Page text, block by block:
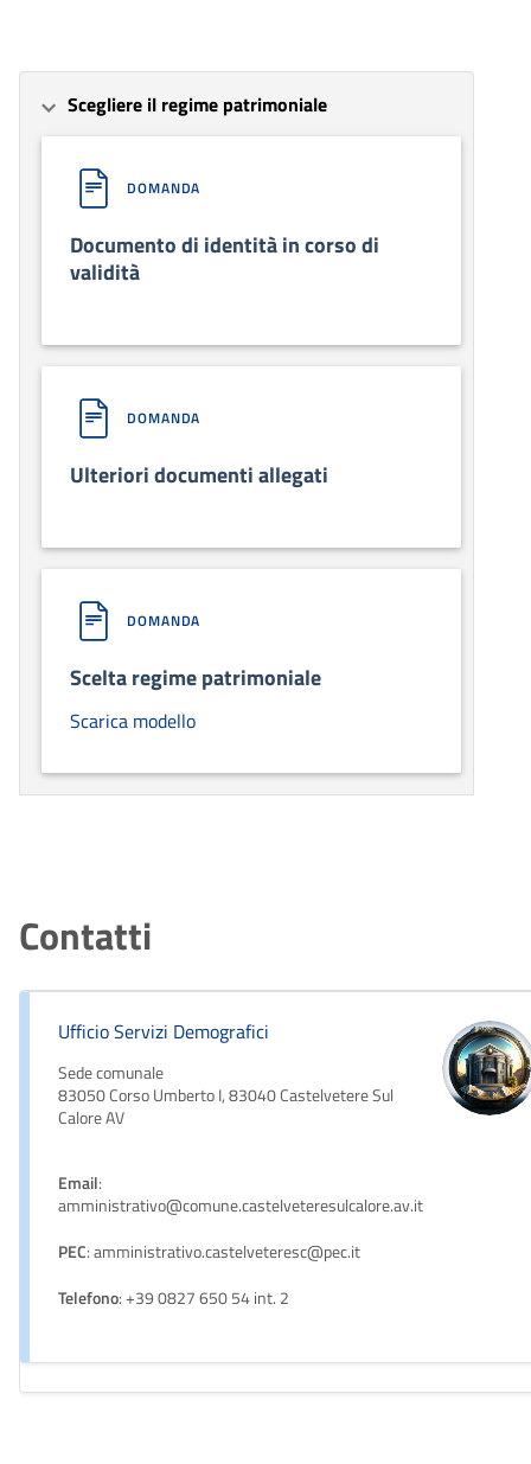
Scegliere il regime patrimoniale
DOMANDA
Documento di identità in corso di
validità
DOMANDA
Ulteriori documenti allegati
DOMANDA
Scelta regime patrimoniale
Scarica modello
Contatti
Ufficio Servizi Demografici
Sede comunale
83050 Corso Umberto I, 83040 Castelvetere Sul
Calore AV
Email:
amministrativo@comune.castelveteresulcalore.av.it
PEC: amministrativo.castelveteresc@pec.it
Telefono: +39 0827 650 54 int. 2